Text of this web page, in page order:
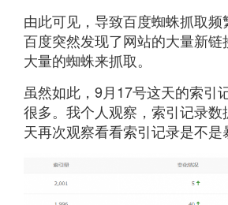
由此可见，导致百度蜘蛛抓取频
百度突然发现了网站的大量新链
大量的蜘蛛来抓取。
虽然如此，9月17号这天的索引
很多。我个人观察，索引记录数
天再次观察看看索引记录是不是